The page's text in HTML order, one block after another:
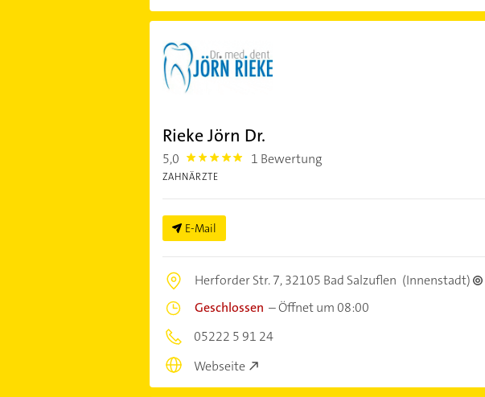
Rieke Jörn Dr.
5,0 5.0 1 Bewertung
ZAHNÄRZTE
E-Mail
Herforder Str. 7,32105 Bad Salzuflen (Innenstadt)
Geschlossen –Öffnet um 08:00
05222 5 91 24
Webseite